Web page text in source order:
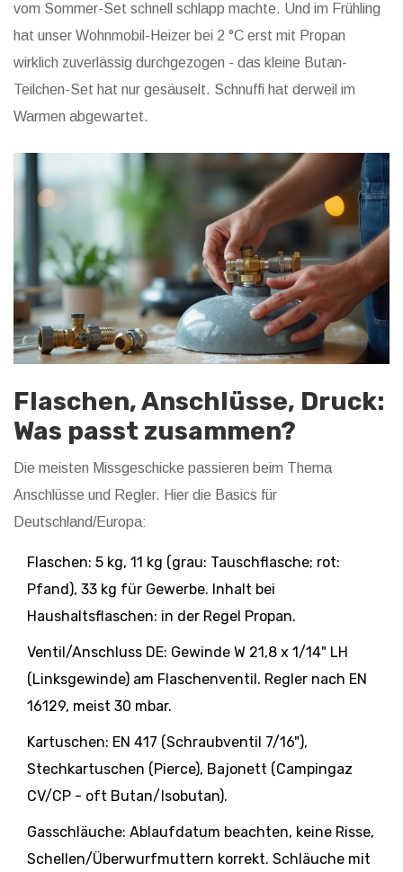
vom Sommer-Set schnell schlapp machte. Und im Frühling
hat unser Wohnmobil-Heizer bei 2 °C erst mit Propan
wirklich zuverlässig durchgezogen - das kleine Butan-
Teilchen-Set hat nur gesäuselt. Schnuffi hat derweil im
Warmen abgewartet.
Flaschen, Anschlüsse, Druck:
Was passt zusammen?
Die meisten Missgeschicke passieren beim Thema
Anschlüsse und Regler. Hier die Basics für
Deutschland/Europa:
Flaschen: 5 kg, 11 kg (grau: Tauschflasche; rot:
Pfand), 33 kg für Gewerbe. Inhalt bei
Haushaltsflaschen: in der Regel Propan.
Ventil/Anschluss DE: Gewinde W 21,8 x 1/14" LH
(Linksgewinde) am Flaschenventil. Regler nach EN
16129, meist 30 mbar.
Kartuschen: EN 417 (Schraubventil 7/16"),
Stechkartuschen (Pierce), Bajonett (Campingaz
CV/CP - oft Butan/Isobutan).
Gasschläuche: Ablaufdatum beachten, keine Risse,
Schellen/Überwurfmuttern korrekt. Schläuche mit